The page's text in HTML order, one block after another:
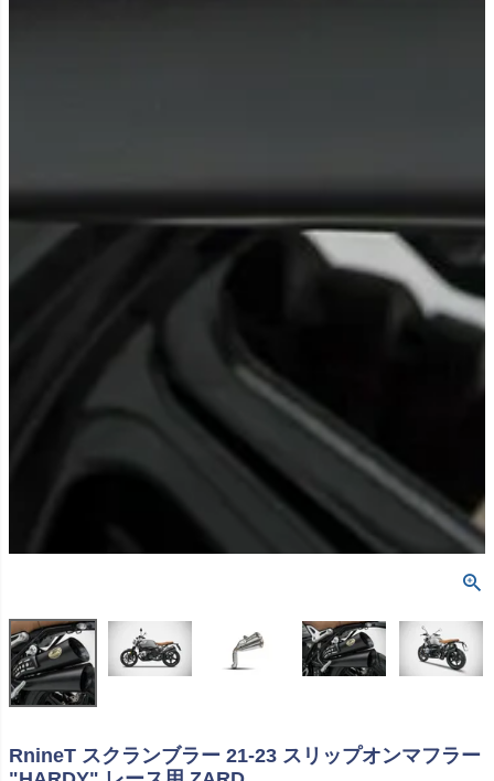
RnineT スクランブラー 21-23 スリップオンマフラー